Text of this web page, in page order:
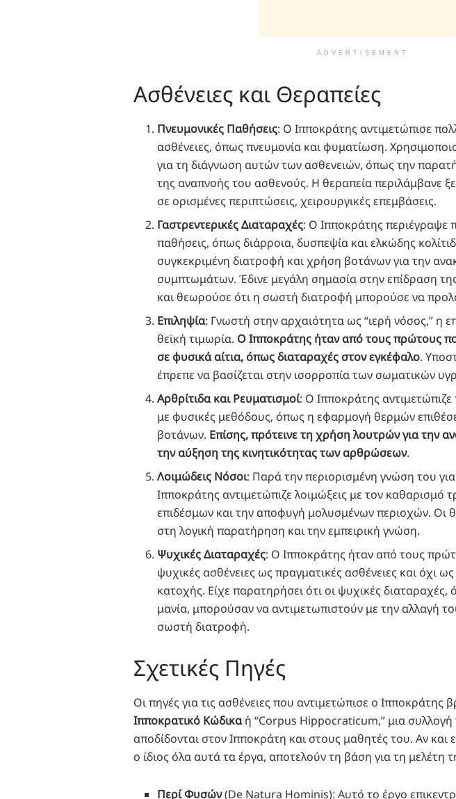
ADVERTISEMENT
Ασθένειες και Θεραπείες
Πνευμονικές Παθήσεις: Ο Ιπποκράτης αντιμετώπισε
ασθένειες, όπως πνευμονία και φυματίωση.
για τη διάγνωση αυτών των ασθενειών, όπως την
της αναπνοής του ασθενούς. Η θεραπεία περιλάμβανε
σε ορισμένες περιπτώσεις, χειρουργικές επεμβάσεις.
Γαστρεντερικές Διαταραχές: Ο Ιπποκράτης περιέγραψε
παθήσεις, όπως διάρροια, δυσπεψία και ελκώδης
συγκεκριμένη διατροφή και χρήση βοτάνων για την
συμπτωμάτων. Έδινε μεγάλη σημασία στην επίδραση
και θεωρούσε ότι η σωστή διατροφή μπορούσε να
Επιληψία: Γνωστή στην αρχαιότητα ως “ιερή νόσος,” η
θεϊκή τιμωρία. Ο Ιπποκράτης ήταν από τους πρώτους
σε φυσικά αίτια, όπως διαταραχές στον εγκέφαλο.
έπρεπε να βασίζεται στην ισορροπία των σωματικών
Αρθρίτιδα και Ρευματισμοί: Ο Ιπποκράτης αντιμετώπιζε
με φυσικές μεθόδους, όπως η εφαρμογή θερμών
βοτάνων. Επίσης, πρότεινε τη χρήση λουτρών για την
την αύξηση της κινητικότητας των αρθρώσεων.
Λοιμώδεις Νόσοι: Παρά την περιορισμένη γνώση του
Ιπποκράτης αντιμετώπιζε λοιμώξεις με τον
επιδέσμων και την αποφυγή μολυσμένων περιοχών. Οι
στη λογική παρατήρηση και την εμπειρική γνώση.
Ψυχικές Διαταραχές: Ο Ιπποκράτης ήταν από τους
ψυχικές ασθένειες ως πραγματικές ασθένειες και όχι
κατοχής. Είχε παρατηρήσει ότι οι ψυχικές διαταραχές,
μανία, μπορούσαν να αντιμετωπιστούν με την αλλαγή
σωστή διατροφή.
Σχετικές Πηγές
Οι πηγές για τις ασθένειες που αντιμετώπισε ο Ιπποκράτης
Ιπποκρατικό Κώδικαή “Corpus Hippocraticum,” μια
αποδίδονται στον Ιπποκράτη και στους μαθητές του. Αν και
ο ίδιος όλα αυτά τα έργα, αποτελούν τη βάση για τη μελέτη
Περί Φυσών(De Natura Hominis): Αυτό το έργο